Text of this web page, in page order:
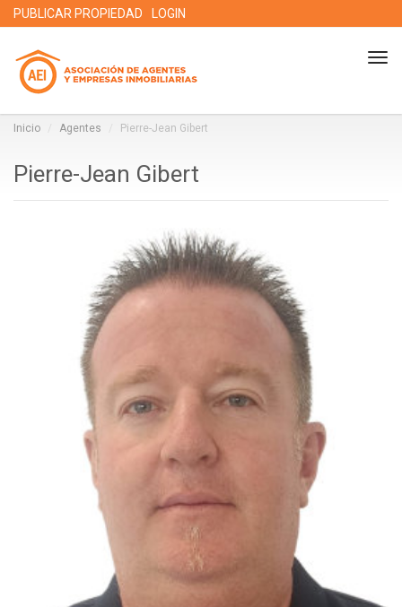
PUBLICAR PROPIEDAD LOGIN
Inicio Agentes Pierre-Jean Gibert
Pierre-Jean Gibert